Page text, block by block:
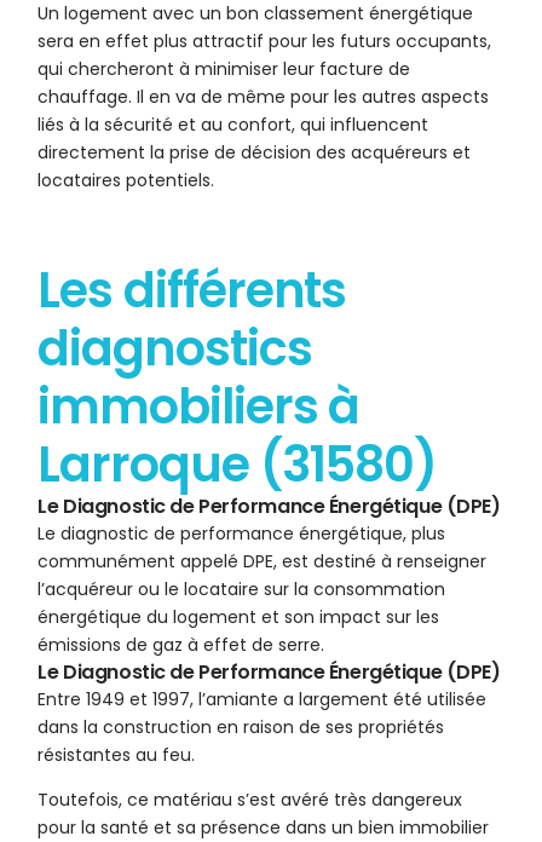
Un logement avec un bon classement énergétique
sera en effet plus attractif pour les futurs occupants,
qui chercheront à minimiser leur facture de
chauffage. Il en va de même pour les autres aspects
liés à la sécurité et au confort, qui influencent
directement la prise de décision des acquéreurs et
locataires potentiels.
Les différents
diagnostics
immobiliers à
Larroque (31580)
Le Diagnostic de Performance Énergétique (DPE)
Le diagnostic de performance énergétique, plus
communément appelé DPE, est destiné à renseigner
l’acquéreur ou le locataire sur la consommation
énergétique du logement et son impact sur les
émissions de gaz à effet de serre.
Le Diagnostic de Performance Énergétique (DPE)
Entre 1949 et 1997, l’amiante a largement été utilisée
dans la construction en raison de ses propriétés
résistantes au feu.
Toutefois, ce matériau s’est avéré très dangereux
pour la santé et sa présence dans un bien immobilier